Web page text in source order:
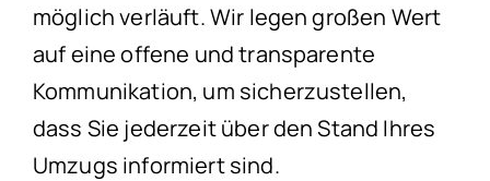
möglich verläuft. Wir legen großen Wert
auf eine offene und transparente
Kommunikation, um sicherzustellen,
dass Sie jederzeit über den Stand Ihres
Umzugs informiert sind.